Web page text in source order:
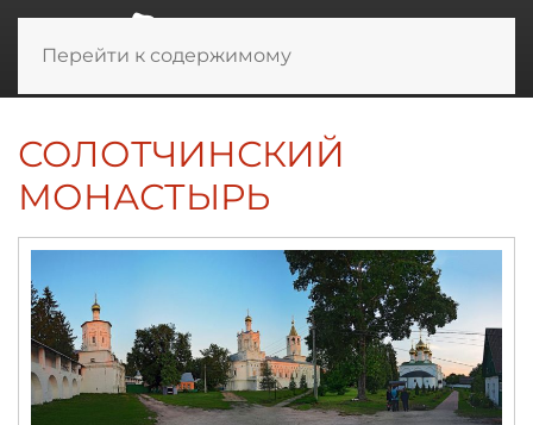
Перейти к содержимому
СОЛОТЧИНСКИЙ
МОНАСТЫРЬ